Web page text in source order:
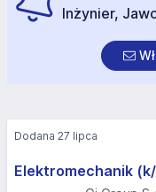
Inżynier,
Elektromechanik
Dodana 27 lipca